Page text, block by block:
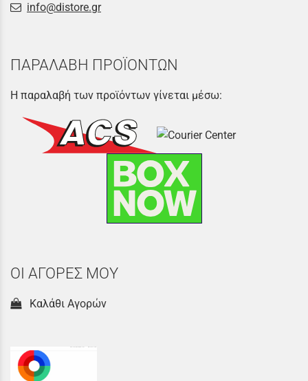
info@distore.gr
ΠΑΡΑΛΑΒΗ ΠΡΟΪΟΝΤΩΝ
Η παραλαβή των προϊόντων γίνεται μέσω:
ΟΙ ΑΓΟΡΕΣ ΜΟΥ
Καλάθι Αγορών